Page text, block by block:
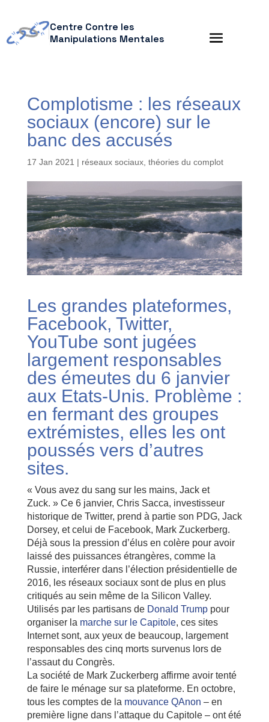
Centre Contre les
Manipulations Mentales
Complotisme : les réseaux
sociaux (encore) sur le
banc des accusés
17 Jan 2021 | réseaux sociaux, théories du complot
Les grandes plateformes,
Facebook, Twitter,
YouTube sont jugées
largement responsables
des émeutes du 6 janvier
aux Etats-Unis. Problème :
en fermant des groupes
extrémistes, elles les ont
poussés vers d’autres
sites.
« Vous avez du sang sur les mains, Jack et
Zuck. » Ce 6 janvier, Chris Sacca, investisseur
historique de Twitter, prend à partie son PDG, Jack
Dorsey, et celui de Facebook, Mark Zuckerberg.
Déjà sous la pression d’élus en colère pour avoir
laissé des puissances étrangères, comme la
Russie, interférer dans l’élection présidentielle de
2016, les réseaux sociaux sont de plus en plus
critiqués au sein même de la Silicon Valley.
Utilisés par les partisans de Donald Trumppour
organiser la marche sur le Capitole, ces sites
Internet sont, aux yeux de beaucoup, largement
responsables des cinq morts survenus lors de
l’assaut du Congrès.
La société de Mark Zuckerberg affirme avoir tenté
de faire le ménage sur sa plateforme. En octobre,
tous les comptes de la mouvance QAnon – en
première ligne dans l’attaque du Capitole – ont été